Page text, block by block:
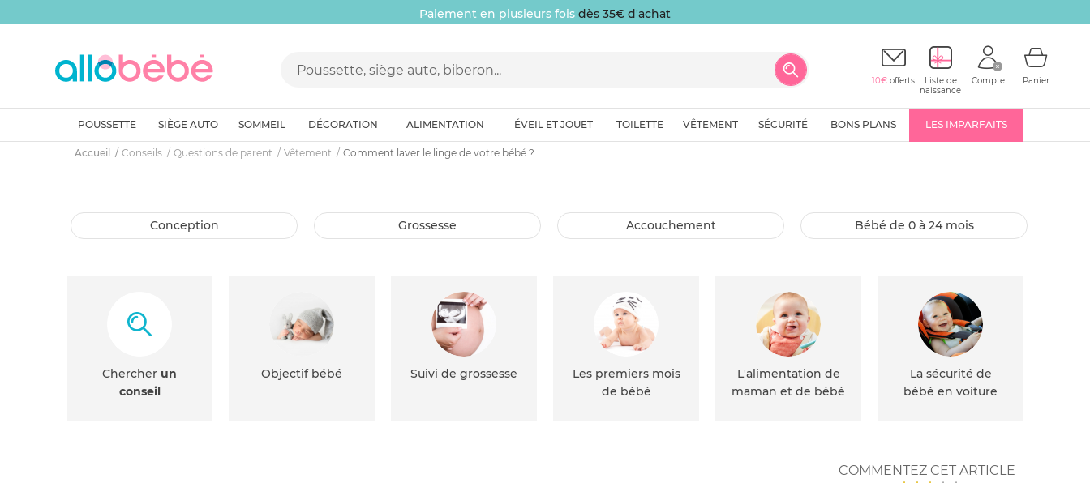
Paiement en plusieurs fois dès 35€ d'achat
10€ offerts
Liste de
naissance
Compte Panier
POUSSETTE SIÈGE AUTO SOMMEIL DÉCORATION ALIMENTATION ÉVEIL ET JOUET TOILETTE VÊTEMENT SÉCURITÉ BONS PLANS LES IMPARFAITS
Accueil Conseils Questions de parent Vêtement Comment laver le linge de votre bébé ?
conception grossesse accouchement bébé de 0 à 24 mois
Chercher un
conseil
Objectif bébé Suivi de grossesse
Les premiers mois
de bébé
L'alimentation de
maman et de bébé
La sécurité de
bébé en voiture
COMMENTEZ CET ARTICLE